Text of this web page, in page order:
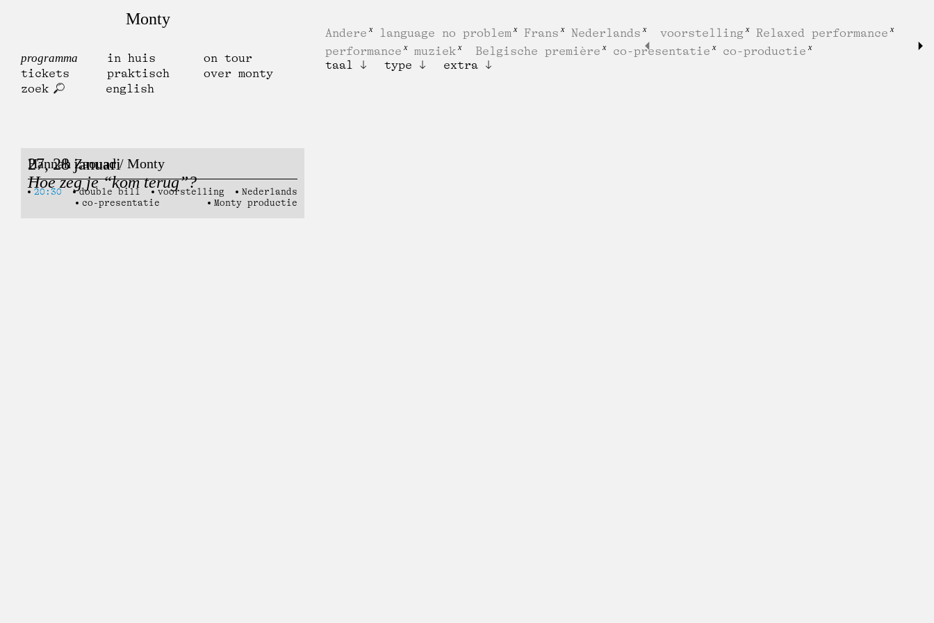
Monty
programma in huis
on tour
tickets
praktisch
over monty
zoek
english
Andere language no problem Frans Nederlands voorstelling
Relaxed performance
performance
muziek Belgische première co-presentatie
co-productie
taal
type extra
27, 28 januari
Hoe zeg je “kom terug”?
Hannah Zaouad / Monty
20:30 double bill voorstelling
Nederlands
co-presentatie
Monty productie